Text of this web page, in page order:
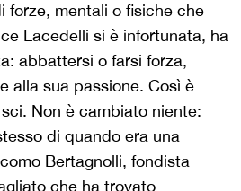
forze, mentali o fisiche che
Lacedelli si è infortunata, ha
abbattersi o farsi forza,
alla sua passione. Così è
Non è cambiato niente:
di quando era una
Bertagnolli, fondista
che ha trovato